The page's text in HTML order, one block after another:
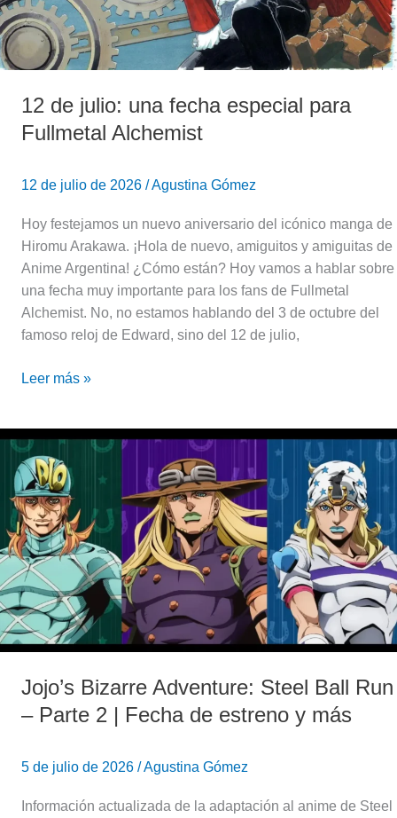
12 de julio: una fecha especial para
Fullmetal Alchemist
12 de julio de 2026 /Agustina Gómez
Hoy festejamos un nuevo aniversario del icónico manga de
Hiromu Arakawa. ¡Hola de nuevo, amiguitos y amiguitas de
Anime Argentina! ¿Cómo están? Hoy vamos a hablar sobre
una fecha muy importante para los fans de Fullmetal
Alchemist. No, no estamos hablando del 3 de octubre del
famoso reloj de Edward, sino del 12 de julio,
Leer más »
Jojo’s Bizarre Adventure: Steel Ball Run
– Parte 2 | Fecha de estreno y más
5 de julio de 2026 /Agustina Gómez
Información actualizada de la adaptación al anime de Steel
Jojo’s
Bizarre
Adventure:
Steel
Ball
Run
–
Parte
2
|
de
estreno